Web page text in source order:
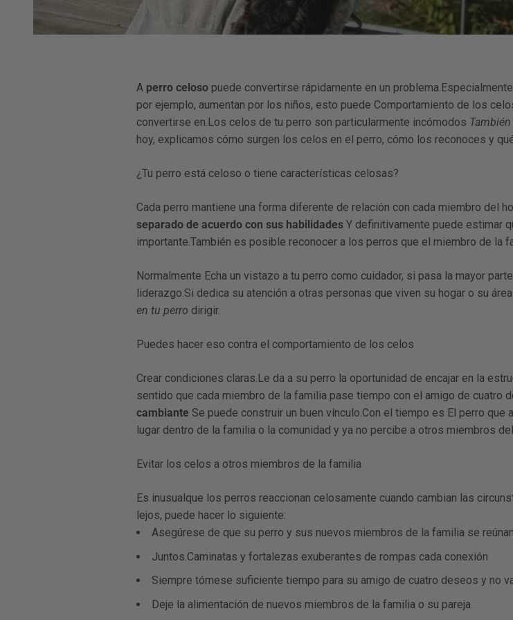
A perro celoso puede convertirse rápidamente en un
por ejemplo, aumentan por los niños, esto puede Comportamiento de los
convertirse en.Los celos de tu perro son particularmente incómodos
hoy, explicamos cómo surgen los celos en el perro, cómo los reconoces y
¿Tu perro está celoso o tiene características celosas?
Cada perro mantiene una forma diferente de relación con cada miembro del
separado de acuerdo con sus habilidades Y definitivamente puede estimar
importante.También es posible reconocer a los perros que el miembro de la
Normalmente Echa un vistazo a tu perro como cuidador, si pasa la mayor
liderazgo.Si dedica su atención a otras personas que viven su hogar o su
en tu perro dirigir.
Puedes hacer eso contra el comportamiento de los celos
Crear condiciones claras.Le da a su perro la oportunidad de encajar en la
sentido que cada miembro de la familia pase tiempo con el amigo de cuatro
cambiante Se puede construir un buen vínculo.Con el tiempo es El perro que
lugar dentro de la familia o la comunidad y ya no percibe a otros miembros
Evitar los celos a otros miembros de la familia
Es inusual que los perros reaccionan celosamente cuando cambian las
lejos, puede hacer lo siguiente:
Asegúrese de que su perro y sus nuevos miembros de la familia se
Juntos.Caminatas y fortalezas exuberantes de rompas cada conexión
Siempre tómese suficiente tiempo para su amigo de cuatro deseos y no
Deje la alimentación de nuevos miembros de la familia o su pareja.